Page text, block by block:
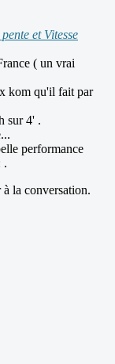
et Vitesse
( un vrai
kom qu'il fait par
sur 4' .
performance
.
la conversation.